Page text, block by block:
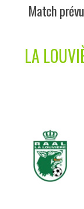
Match
LA